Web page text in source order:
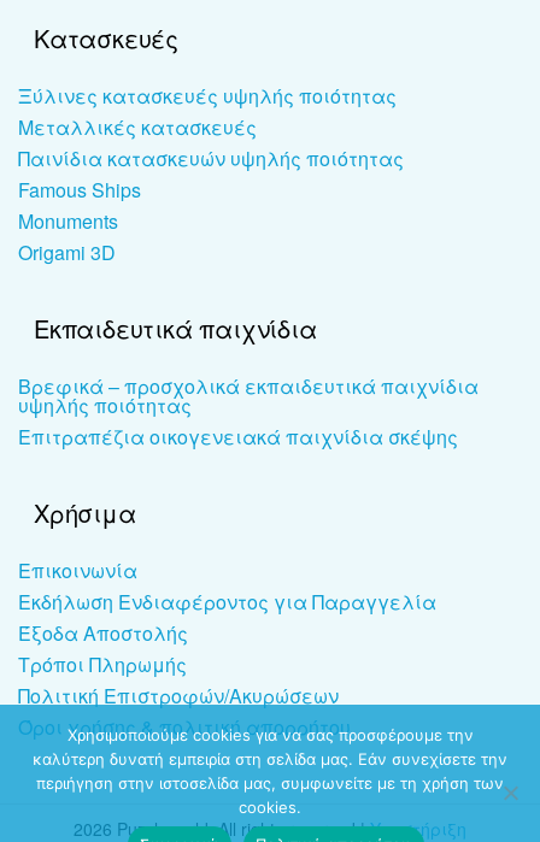
Κατασκευές
Ξύλινες κατασκευές υψηλής ποιότητας
Μεταλλικές κατασκευές
Παινίδια κατασκευών υψηλής ποιότητας
Famous Ships
Monuments
Origami 3D
Εκπαιδευτικά παιχνίδια
Βρεφικά – προσχολικά εκπαιδευτικά παιχνίδια
υψηλής ποιότητας
Επιτραπέζια οικογενειακά παιχνίδια σκέψης
Χρήσιμα
Επικοινωνία
Εκδήλωση Ενδιαφέροντος για Παραγγελία
Έξοδα Αποστολής
Τρόποι Πληρωμής
Πολιτική Επιστροφών/Ακυρώσεων
Όροι χρήσης & πολιτική απορρήτου
2026 Puzzleworld. All rights reserved |Υποστήριξη
Χρησιμοποιούμε cookies για να σας προσφέρουμε την
καλύτερη δυνατή εμπειρία στη σελίδα μας. Εάν συνεχίσετε την
περιήγηση στην ιστοσελίδα μας, συμφωνείτε με τη χρήση των
cookies.